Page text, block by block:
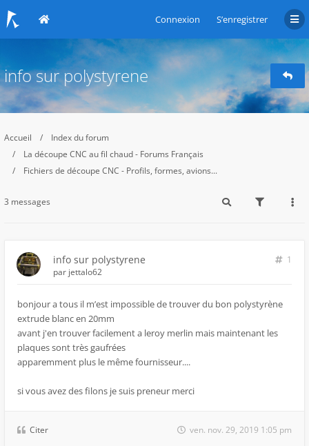
Connexion S’enregistrer
info sur polystyrene
Accueil
Index du forum
La découpe CNC au fil chaud - Forums Français
Fichiers de découpe CNC - Profils, formes, avions...
3 messages
info sur polystyrene
1
par jettalo62
bonjour a tous il m’est impossible de trouver du bon polystyrène
extrude blanc en 20mm
avant j'en trouver facilement a leroy merlin mais maintenant les
plaques sont très gaufrées
apparemment plus le même fournisseur....
si vous avez des filons je suis preneur merci
Citer ven. nov. 29, 2019 1:05 pm